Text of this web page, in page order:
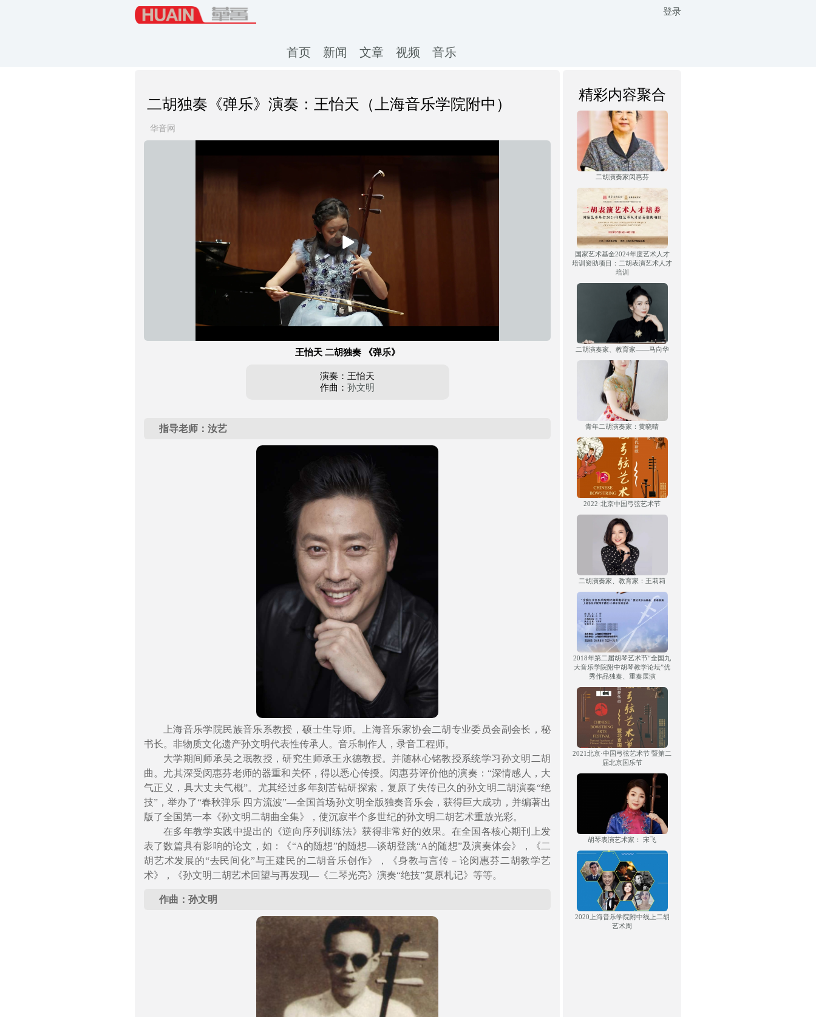
首页 新闻 文章 视频 音乐
登录
二胡独奏《弹乐》演奏：王怡天（上海音乐学院附中）
华音网
播
放
王怡天 二胡独奏 《弹乐》
演奏：王怡天
作曲： 孙文明
指导老师：汝艺
上海音乐学院民族音乐系教授，硕士生导师。上海音乐家协会二胡专业委员会副会长，秘
书长。非物质文化遗产孙文明代表性传承人。音乐制作人，录音工程师。
大学期间师承吴之珉教授，研究生师承王永德教授。并随林心铭教授系统学习孙文明二胡
曲。尤其深受闵惠芬老师的器重和关怀，得以悉心传授。闵惠芬评价他的演奏：“深情感人，大
气正义，具大丈夫气概”。尤其经过多年刻苦钻研探索，复原了失传已久的孙文明二胡演奏“绝
技”，举办了“春秋弹乐 四方流波”—全国首场孙文明全版独奏音乐会，获得巨大成功，并编著出
版了全国第一本《孙文明二胡曲全集》，使沉寂半个多世纪的孙文明二胡艺术重放光彩。
在多年教学实践中提出的《逆向序列训练法》获得非常好的效果。在全国各核心期刊上发
表了数篇具有影响的论文，如：《“A的随想”的随想—谈胡登跳“A的随想”及演奏体会》，《二
胡艺术发展的“去民间化”与王建民的二胡音乐创作》，《身教与言传－论闵惠芬二胡教学艺
术》，《孙文明二胡艺术回望与再发现—《二琴光亮》演奏“绝技”复原札记》等等。
作曲：孙文明
精彩内容聚合
二胡演奏家闵惠芬
国家艺术基金2024年度艺术人才
培训资助项目：二胡表演艺术人才
培训
二胡演奏家、教育家——马向华
青年二胡演奏家：黄晓晴
2022·北京中国弓弦艺术节
二胡演奏家、教育家：王莉莉
2018年第二届胡琴艺术节“全国九
大音乐学院附中胡琴教学论坛”优
秀作品独奏、重奏展演
2021北京·中国弓弦艺术节 暨第二
届北京国乐节
胡琴表演艺术家： 宋飞
2020上海音乐学院附中线上二胡
艺术周